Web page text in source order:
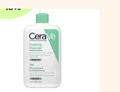
-15%